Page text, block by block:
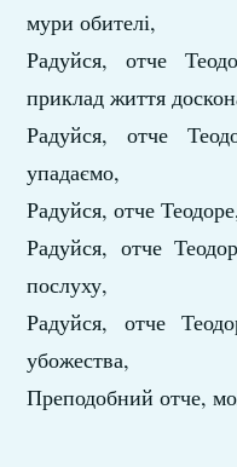
мури обителі,
Радуйся, отче
приклад життя
Радуйся, отче
упадаємо,
Радуйся, отче
Радуйся, отче
послуху,
Радуйся, отче
убожества,
Преподобний отче,